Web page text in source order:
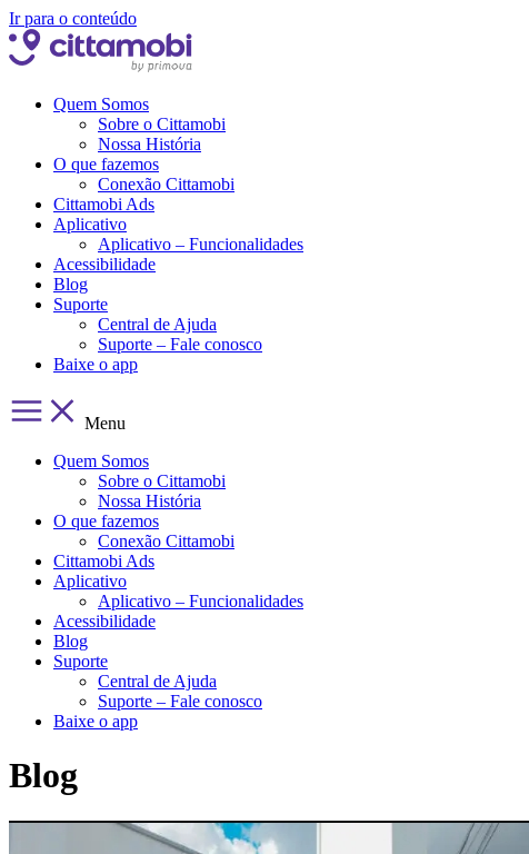
Ir para o conteúdo
Quem Somos
Sobre o Cittamobi
Nossa História
O que fazemos
Conexão Cittamobi
Cittamobi Ads
Aplicativo
Aplicativo – Funcionalidades
Acessibilidade
Blog
Suporte
Central de Ajuda
Suporte – Fale conosco
Baixe o app
Menu
Quem Somos
Sobre o Cittamobi
Nossa História
O que fazemos
Conexão Cittamobi
Cittamobi Ads
Aplicativo
Aplicativo – Funcionalidades
Acessibilidade
Blog
Suporte
Central de Ajuda
Suporte – Fale conosco
Baixe o app
Blog